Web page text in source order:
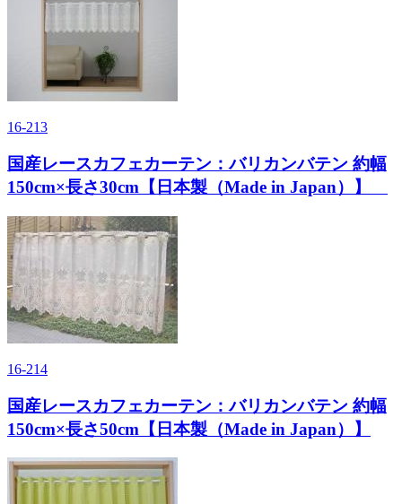
16-213
国産レースカフェカーテン：バリカンバテン 約幅
150cm×長さ30cm【日本製（Made in Japan）】
16-214
国産レースカフェカーテン：バリカンバテン 約幅
150cm×長さ50cm【日本製（Made in Japan）】